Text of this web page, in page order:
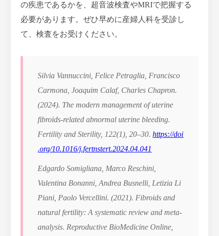
の疾患であるかを、超音波検査やMRIで把握する
必要があります。ぜひ早めに産婦人科を受診し
て、検査をお受けください。
Silvia Vannuccini, Felice Petraglia, Francisco
Carmona, Joaquim Calaf, Charles Chapron.
(2024). The modern management of uterine
fibroids-related abnormal uterine bleeding.
Fertility and Sterility, 122(1), 20–30.https://doi
.org/10.1016/j.fertnstert.2024.04.041
Edgardo Somigliana, Marco Reschini,
Valentina Bonanni, Andrea Busnelli, Letizia Li
Piani, Paolo Vercellini. (2021). Fibroids and
natural fertility: A systematic review and meta-
analysis. Reproductive BioMedicine Online